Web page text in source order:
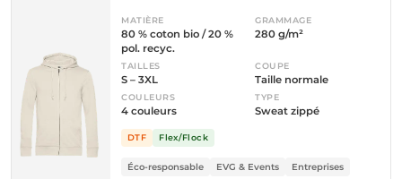
MATIÈRE
80 % coton bio / 20 %
pol. recyc.
GRAMMAGE
280 g/m²
TAILLES
S – 3XL
COUPE
Taille normale
COULEURS
4 couleurs
TYPE
Sweat zippé
DTF Flex/Flock
Éco-responsable EVG & Events Entreprises